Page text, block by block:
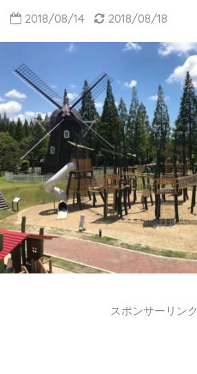
2018/08/14 2018/08/18
スポンサーリンク